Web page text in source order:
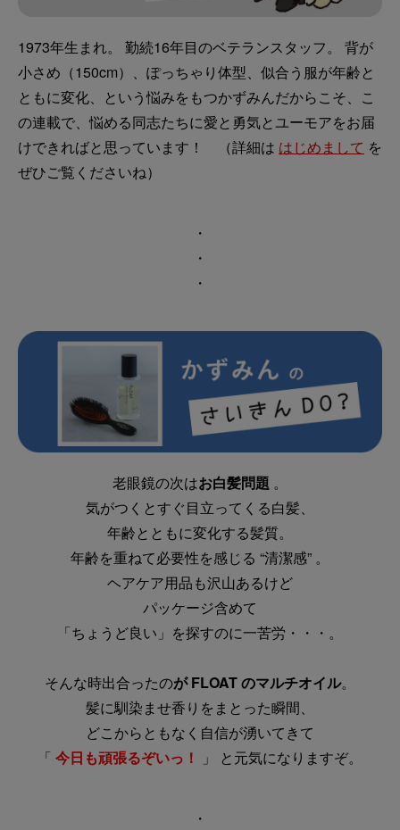
1973年生まれ。 勤続16年目のベテランスタッフ。 背が
小さめ（150cm）、ぽっちゃり体型、似合う服が年齢と
ともに変化、という悩みをもつかずみんだからこそ、こ
の連載で、悩める同志たちに愛と勇気とユーモアをお届
けできればと思っています！ （詳細は はじめまして を
ぜひご覧くださいね）
・
・
・
老眼鏡の次はお白髪問題 。
気がつくとすぐ目立ってくる白髪、
年齢とともに変化する髪質。
年齢を重ねて必要性を感じる “清潔感” 。
ヘアケア用品も沢山あるけど
パッケージ含めて
「ちょうど良い」を探すのに一苦労・・・。
そんな時出合ったのが FLOAT のマルチオイル。
髪に馴染ませ香りをまとった瞬間、
どこからともなく自信が湧いてきて
「 今日も頑張るぞいっ！ 」 と元気になりますぞ。
・